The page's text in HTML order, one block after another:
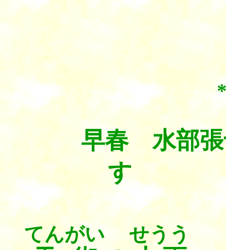
早春 水部張
てんがい せうう